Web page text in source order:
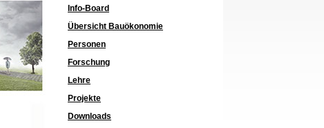
Info-Board
Übersicht Bauökonomie
Personen
Forschung
Lehre
Projekte
Downloads